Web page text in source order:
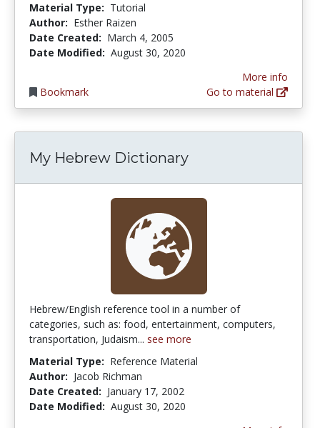
Material Type: Tutorial
Author: Esther Raizen
Date Created: March 4, 2005
Date Modified: August 30, 2020
Bookmark
More info
Go to material
My Hebrew Dictionary
Hebrew/English reference tool in a number of
categories, such as: food, entertainment, computers,
transportation, Judaism... see more
Material Type: Reference Material
Author: Jacob Richman
Date Created: January 17, 2002
Date Modified: August 30, 2020